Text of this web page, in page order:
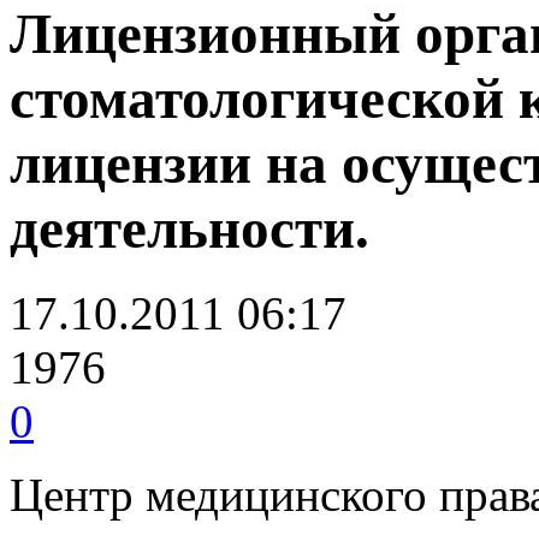
Лицензионный
стоматологической
лицензии на
деятельности.
17.10.2011 06:17
1976
0
Центр медицинского